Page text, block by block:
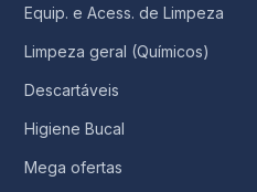
Equip. e Acess. de Limpeza
Limpeza geral (Químicos)
Descartáveis
Higiene Bucal
Mega ofertas